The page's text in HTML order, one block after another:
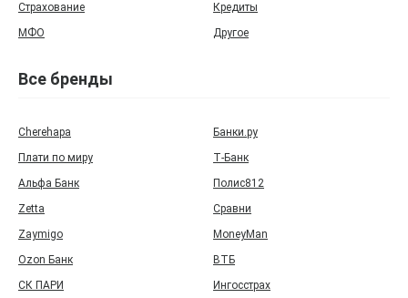
Страхование
Кредиты
МФО
Другое
Все бренды
Cherehapa
Банки.ру
Плати по миру
Т‑Банк
Альфа Банк
Полис812
Zetta
Сравни
Zaymigo
MoneyMan
Ozon Банк
ВТБ
СК ПАРИ
Ингосстрах